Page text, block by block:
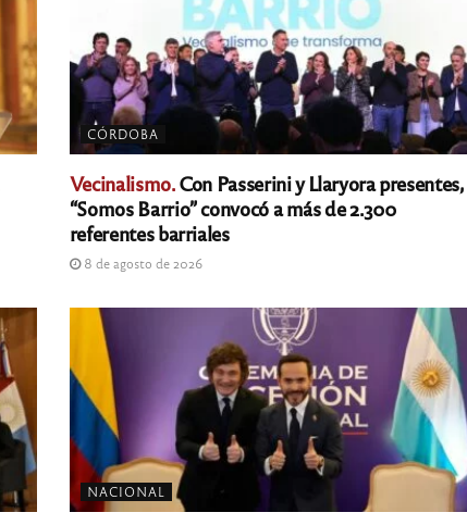
CÓRDOBA
Vecinalismo.Con Passerini y Llaryora presentes,
“Somos Barrio” convocó a más de 2.300
referentes barriales
8 de agosto de 2026
NACIONAL